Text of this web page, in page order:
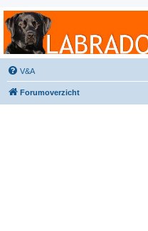
Labradorforum
Het gezelligste Labradorforum van
V&A
Forumoverzicht